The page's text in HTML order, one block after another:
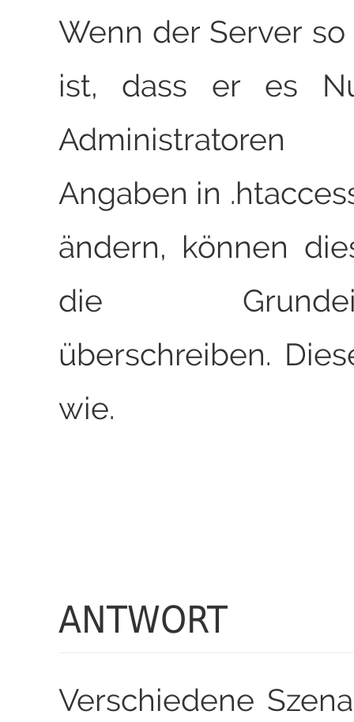
Wenn der Server
ist, dass er es
Angaben in
ändern, können
die
überschreiben.
wie.
ANTWORT
Verschiedene